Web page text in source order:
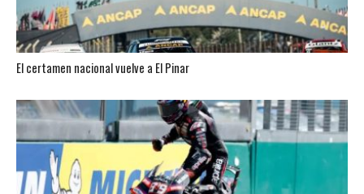
El certamen nacional vuelve a El Pinar